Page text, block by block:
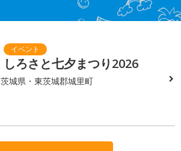
しろさと七夕まつり2026
茨城県・東茨城郡城里町